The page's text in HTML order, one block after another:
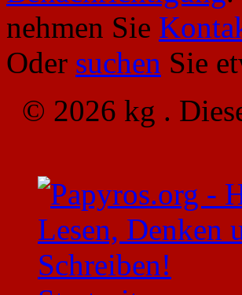
nehmen Sie
Oder suchen Sie
© 2026 kg .